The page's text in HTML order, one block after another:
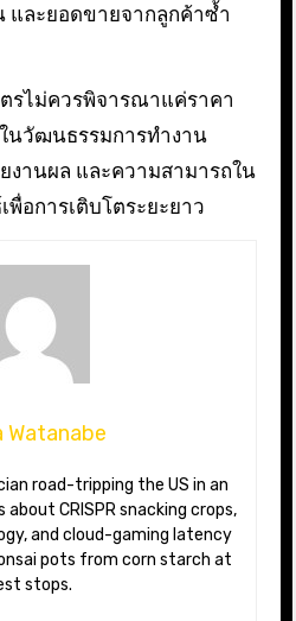
และยอดขายจากลูกค้าซ้ำ
รไม่ควรพิจารณาแค่ราคา
นวัฒนธรรมการทำงาน
งานผล และความสามารถใน
พื่อการเติบโตระยะยาว
Watanabe
CRISPR snacking crops,
and cloud-gaming latency
pots from corn starch at
stops.